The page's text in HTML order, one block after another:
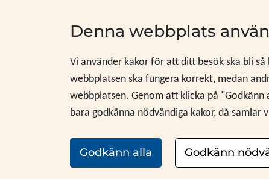
Denna webbplats
Vi använder kakor för att ditt besök ska bli
webbplatsen ska fungera korrekt, medan
webbplatsen. Genom att klicka på
bara godkänna nödvändiga kakor, då samlar
Godkänn alla Godkänn